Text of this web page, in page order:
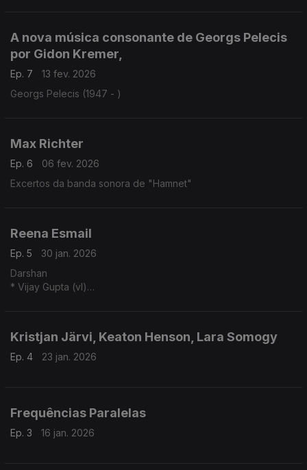
A nova música consonante de Georgs Pelecis
por Gidon Kremer,
Ep. 7
13 fev. 2026
Georgs Pelecis (1947 - )
Max Richter
Ep. 6
06 fev. 2026
Excertos da banda sonora de "Hamnet"
Reena Esmail
Ep. 5
30 jan. 2026
Darshan
* Vijay Gupta (vl)
* Dawn Wohn (vl). Esther Park (pn)
Shandiprakash
Kristjan Järvi, Keaton Henson, Lara Somogy
Ep. 4 23 jan. 2026
Frequências Paralelas
Ep. 3 16 jan. 2026